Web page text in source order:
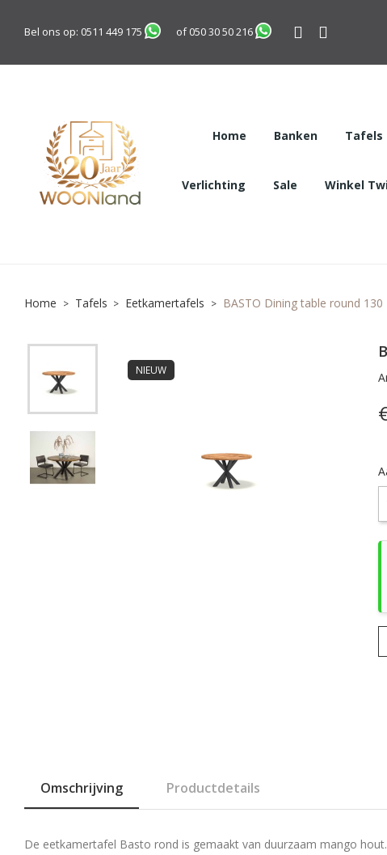
Bel ons op: 0511 449 175 of050 30 50 216
Home Banken Tafels
Verlichting Sale Winkel
Home Tafels Eetkamertafels BASTO Dining table round 130
NIEUW
Omschrijving Productdetails
De eetkamertafel Basto rond is gemaakt van duurzaam mango